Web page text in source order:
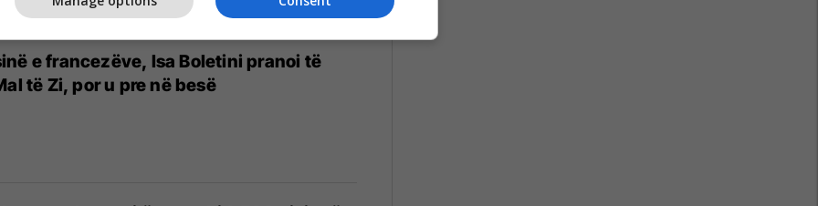
e francezëve, Isa Boletini pranoi të
të Zi, por u pre në besë